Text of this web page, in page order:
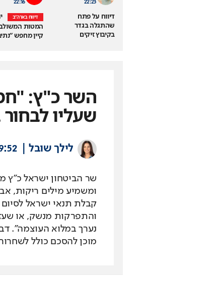
22:23
דיווח על פתח
שהתגלה בגדר
בקיבוץ זיקים
22:16
דיווח בארה"ב
המטות
קיין מחפש
השר כ"ץ:
שעליו
לילך שובל
שר הביטחון ישראל כ"ץ
ומשמיע מילים ריקות,
קבלת תנאי ישראל
והתפרקות מנשק, או
נערך במלוא העוצמה".
מוכן להסכם כולל